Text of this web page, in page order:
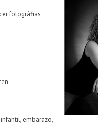
fotográfias
embarazo,